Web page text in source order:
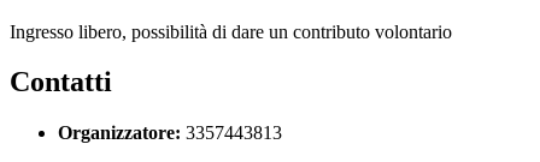
Ingresso libero, possibilità di dare un contributo volontario
Contatti
Organizzatore: 3357443813